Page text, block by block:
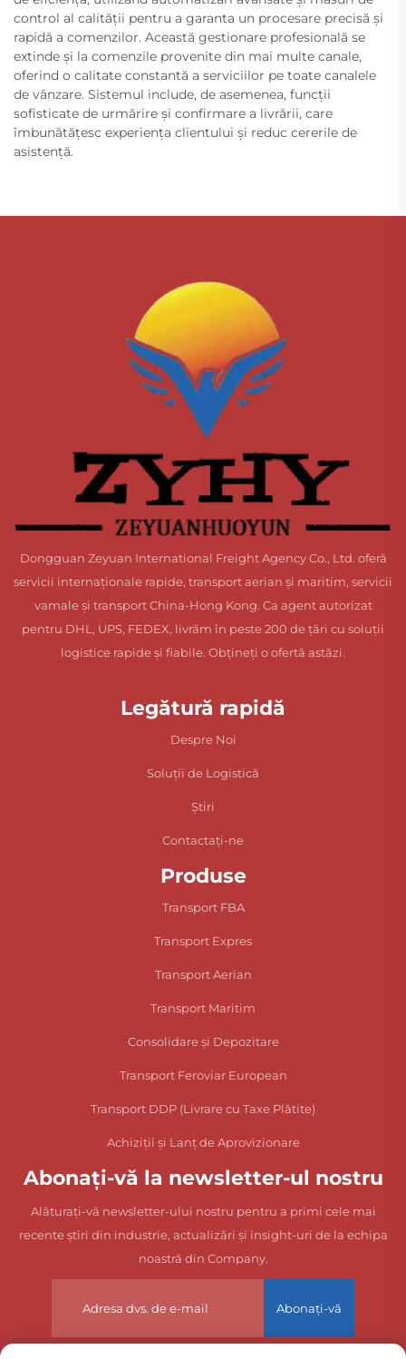
control al calității pentru a garanta un procesare precisă și
rapidă a comenzilor. Această gestionare profesională se
extinde și la comenzile provenite din mai multe canale,
oferind o calitate constantă a serviciilor pe toate canalele
de vânzare. Sistemul include, de asemenea, funcții
sofisticate de urmărire și confirmare a livrării, care
îmbunătățesc experiența clientului și reduc cererile de
asistență.
Dongguan Zeyuan International Freight Agency Co., Ltd. oferă
servicii internaționale rapide, transport aerian și maritim, servicii
vamale și transport China-Hong Kong. Ca agent autorizat
pentru DHL, UPS, FEDEX, livrăm în peste 200 de țări cu soluții
logistice rapide și fiabile. Obțineți o ofertă astăzi.
Legătură rapidă
Despre Noi
Soluții de Logistică
Știri
Contactați-ne
Produse
Transport FBA
Transport Expres
Transport Aerian
Transport Maritim
Consolidare și Depozitare
Transport Feroviar European
Transport DDP (Livrare cu Taxe Plătite)
Achiziții și Lanț de Aprovizionare
Abonați-vă la newsletter-ul nostru
Alăturați-vă newsletter-ului nostru pentru a primi cele mai
recente știri din industrie, actualizări și insight-uri de la echipa
noastră din Company.
Abonați-vă